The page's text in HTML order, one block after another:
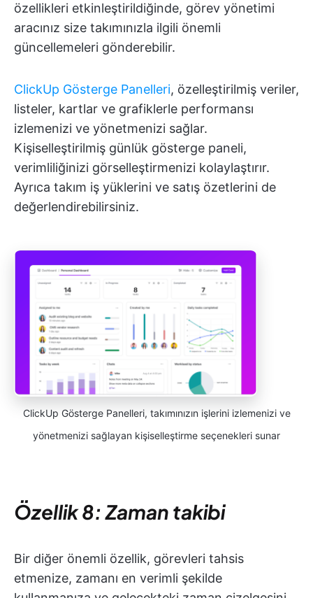
özellikleri etkinleştirildiğinde, görev yönetimi
aracınız size takımınızla ilgili önemli
güncellemeleri gönderebilir.
ClickUp Gösterge Panelleri, özelleştirilmiş veriler,
listeler, kartlar ve grafiklerle performansı
izlemenizi ve yönetmenizi sağlar.
Kişiselleştirilmiş günlük gösterge paneli,
verimliliğinizi görselleştirmenizi kolaylaştırır.
Ayrıca takım iş yüklerini ve satış özetlerini de
değerlendirebilirsiniz.
ClickUp Gösterge Panelleri, takımınızın işlerini izlemenizi ve
yönetmenizi sağlayan kişiselleştirme seçenekleri sunar
Özellik 8: Zaman takibi
Bir diğer önemli özellik, görevleri tahsis
etmenize, zamanı en verimli şekilde